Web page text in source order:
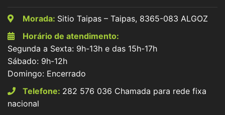
Morada: Sitio Taipas – Taipas, 8365-083 ALGOZ
Horário de atendimento:
Segunda a Sexta: 9h-13h e das 15h-17h
Sábado: 9h-12h
Domingo: Encerrado
Telefone: 282 576 036 Chamada para rede fixa
nacional